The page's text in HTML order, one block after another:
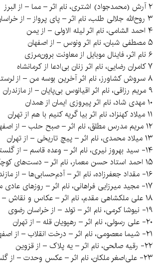
۲ آرش (محمدجواد) اشتری، نام اثر – مما – از البرز
۳ روح‌الله جلالی طلب، نام اثر – پای پرواز – از خراسان رضوی
۴ احمد الشامی، نام اثر لیله الاولی – از یمن
۵ مصطفی شبان، نام اثر ونوس – از اصفهان
۶ نام اثر، فاینال موبایل از معاونت برون‌مرزی
۷ کامران رضایی، نام اثر زنان بی‌ادعا از کرمانشاه
۸ سروش کشاورز، نام اثر آخرین بوسه من – از لرستان
۹ مریم رزاقی، نام اثر اقیانوس بی‌پایان – از مازندران
۱۰ مهدی شاد، نام اثر پیروزی ایمان از همدان
۱۱ میلاد کهنزاد، نام اثر بیا گریه کنیم با هم از تهران
۱۲ مریم مدرس مطلق، نام اثر – صبح حلب – از اصفهان
۱۳ میلاد محمدی، نام اثر – پیچ تاریخی – از تهران
۱۴- سید بهروز نیری، نام اثر – وعده قاسم – از گلستان
۱۵ احمد استاد حسن معمار، نام اثر – دست‌های کوچک – از تهران
۱۶- مقداد جعفرزاده، نام اثر – آدم‌حسابی‌ها – از مازندران
۱۷- مجید میرزایی فراهانی، نام اثر – روزهای عادی ما – از تهران
۱۸ علی ملکشاهی مقدم، نام اثر – عکاس و نقاش – از تهران
۱۹- نیوشا کرمی، نام اثر – تولد – از خراسان رضوی
۲۰- علی رسولی، نام اثر – رهپویان قله – از تهران
۲۱- شیما معصومی، نام اثر – درخت انقلاب – از اصفهان
۲۲- رقیه صالحی، نام اثر – یه پلاک – از قزوین
۲۳- علی‌اصغر ملکان، نام اثر – عکس وحدت – از گلستان